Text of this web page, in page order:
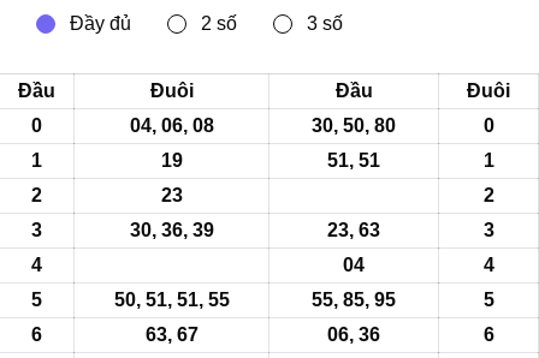
Đầu
Đuôi
0
04, 06, 08
1
19
2
23
3
30, 36, 39
4
5
50, 51, 51, 55
6
63, 67
Đầu
Đuôi
30, 50, 80
0
51, 51
1
2
23, 63
3
04
4
55, 85, 95
5
06, 36
6